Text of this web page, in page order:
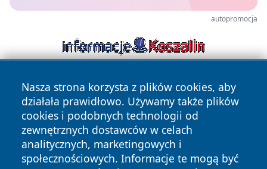
autopromocja
Nasza strona korzysta z plików cookies, aby
działała prawidłowo. Używamy także plików
cookies i podobnych technologii od
zewnętrznych dostawców w celach
analitycznych, marketingowych i
społecznościowych. Informacje te mogą być
Copyright © 2026 cieszynonline.pl Wszystkie prawa
zastrzeżone.